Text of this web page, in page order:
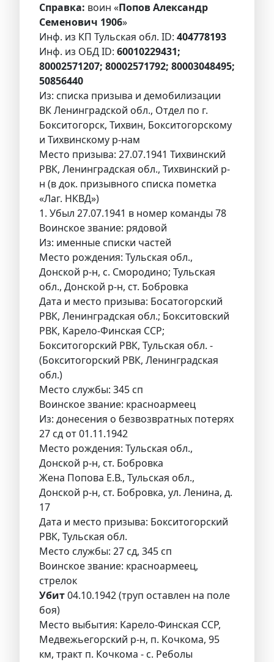
Справка: воин «Попов Александр
Семенович 1906»
Инф. из КП Тульская обл. ID: 404778193
Инф. из ОБД ID: 60010229431;
80002571207; 80002571792; 80003048495;
50856440
Из: списка призыва и демобилизации
ВК Ленинградской обл., Отдел по г.
Бокситогорск, Тихвин, Бокситогорскому
и Тихвинскому р-нам
Место призыва: 27.07.1941 Тихвинский
РВК, Ленинградская обл., Тихвинский р-
н (в док. призывного списка пометка
«Лаг. НКВД»)
1. Убыл 27.07.1941 в номер команды 78
Воинское звание: рядовой
Из: именные списки частей
Место рождения: Тульская обл.,
Донской р-н, с. Смородино; Тульская
обл., Донской р-н, ст. Бобровка
Дата и место призыва: Босатогорский
РВК, Ленинградская обл.; Бокситовский
РВК, Карело-Финская ССР;
Бокситогорский РВК, Тульская обл. -
(Бокситогорский РВК, Ленинградская
обл.)
Место службы: 345 сп
Воинское звание: красноармеец
Из: донесения о безвозвратных потерях
27 сд от 01.11.1942
Место рождения: Тульская обл.,
Донской р-н, ст. Бобровка
Жена Попова Е.В., Тульская обл.,
Донской р-н, ст. Бобровка, ул. Ленина, д.
17
Дата и место призыва: Бокситогорский
РВК, Тульская обл.
Место службы: 27 сд, 345 сп
Воинское звание: красноармеец,
стрелок
Убит04.10.1942 (труп оставлен на поле
боя)
Место выбытия: Карело-Финская ССР,
Медвежьегорский р-н, п. Кочкома, 95
км, тракт п. Кочкома - с. Реболы